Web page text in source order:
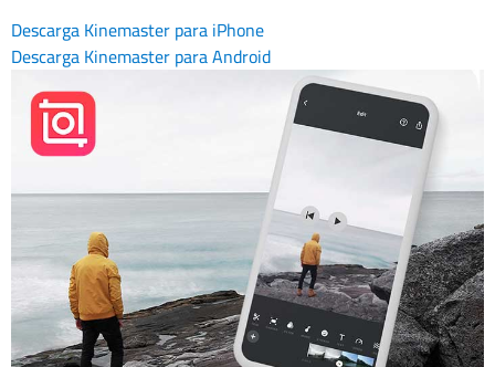
Descarga Kinemaster para iPhone
Descarga Kinemaster para Android